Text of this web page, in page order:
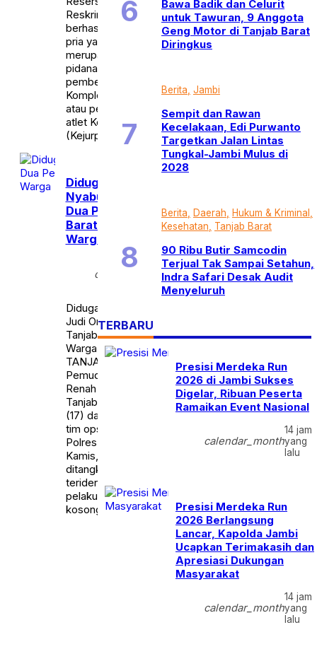
Reskrim) Polres Tanjab Barat
berhasil meringkus dua orang
pria yang diduga kuat
merupakan spesialis tindak
pidana pencurian dengan
pemberatan (curat).
Komplotan ini menyasar mes
atau penginapan kontingen
atlet Kejuaraan Provinsi
(Kejurprov) asal […]
Diduga Ketagihan
Nyabu dan Judi Online,
Dua Pemuda di Tanjab
Barat Bobol Rumah
Warga
calendar_month
Kamis,
25 Apr
2024
Diduga Ketagihan Nyabu dan
Judi Online, Dua Pemuda di
Tanjab Barat Bobol Rumah
Warga SERAMBIJAMBI.ID,
TANJAB BARAT – Dua
Pemuda asal Kecamatan
Renah Mendaluh Kabupaten
Tanjab Barat, berinisial DN
(17) dan IB (25) ditangkap
tim opsnal Polsek Merlung
Polres Tanjab Barat, pada
Kamis, (25/4/24). Mereka
ditangkap karena
teridentifikasi sebagai
pelaku pencurian rumah
kosong di wilayah […]
Bawa Badik dan Celurit
untuk Tawuran, 9 Anggota
Geng Motor di Tanjab Barat
Diringkus
Berita Jambi
Sempit dan Rawan
Kecelakaan, Edi Purwanto
Targetkan Jalan Lintas
Tungkal-Jambi Mulus di
2028
Berita Daerah
Hukum & Kriminal
Kesehatan
Tanjab Barat
90 Ribu Butir Samcodin
Terjual Tak Sampai Setahun,
Indra Safari Desak Audit
Menyeluruh
TERBARU
Presisi Merdeka Run
2026 di Jambi Sukses
Digelar, Ribuan Peserta
Ramaikan Event Nasional
calendar_month
14 jam
yang
lalu
Presisi Merdeka Run
2026 Berlangsung
Lancar, Kapolda Jambi
Ucapkan Terimakasih dan
Apresiasi Dukungan
Masyarakat
calendar_month
14 jam
yang
lalu